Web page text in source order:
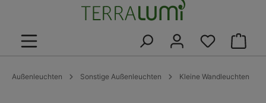
Außenleuchten Sonstige Außenleuchten Kleine Wandleuchten